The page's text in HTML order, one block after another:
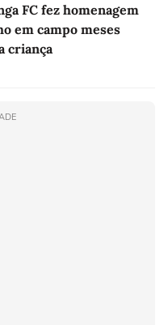
FC fez homenagem
em campo meses
criança